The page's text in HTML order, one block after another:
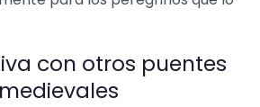
con otros puentes
medievales